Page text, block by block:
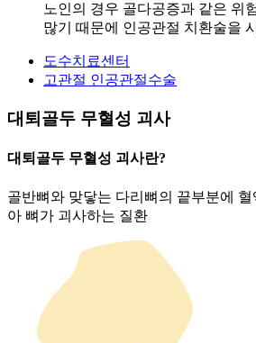
노인의 경우 골다공증과 같은 위
많기 때문에 인공관절 치환술을
도수치료센터
고관절 인공관절수술
대퇴골두 무혈성 괴사
대퇴골두 무혈성 괴사란?
골반뼈와 맞닿는 다리뼈의 끝부분에
아 뼈가 괴사하는 질환